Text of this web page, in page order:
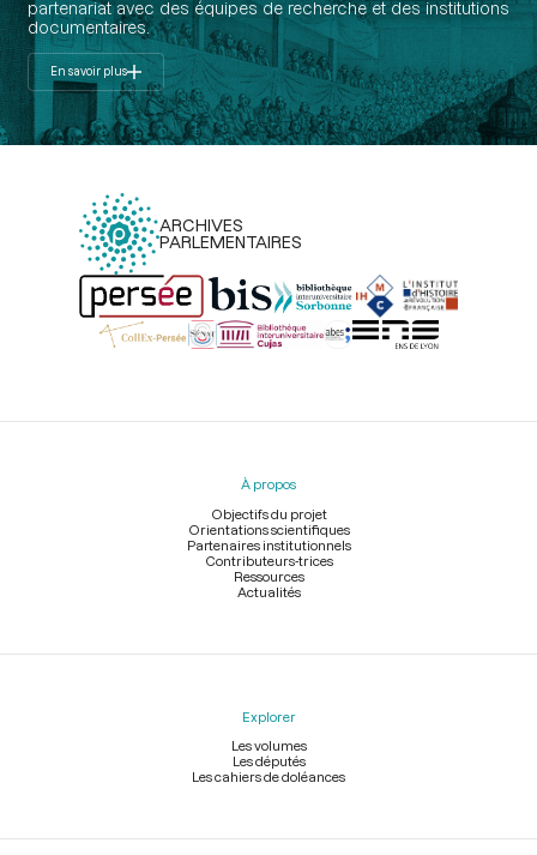
partenariat avec des équipes de recherche et des institutions
documentaires.
En savoir plus
ARCHIVES
PARLEMENTAIRES
Menu
À propos
Objectifs du projet
Orientations scientifiques
Partenaires institutionnels
Contributeurs-trices
Ressources
Actualités
Explorer
Les volumes
Les députés
Les cahiers de doléances